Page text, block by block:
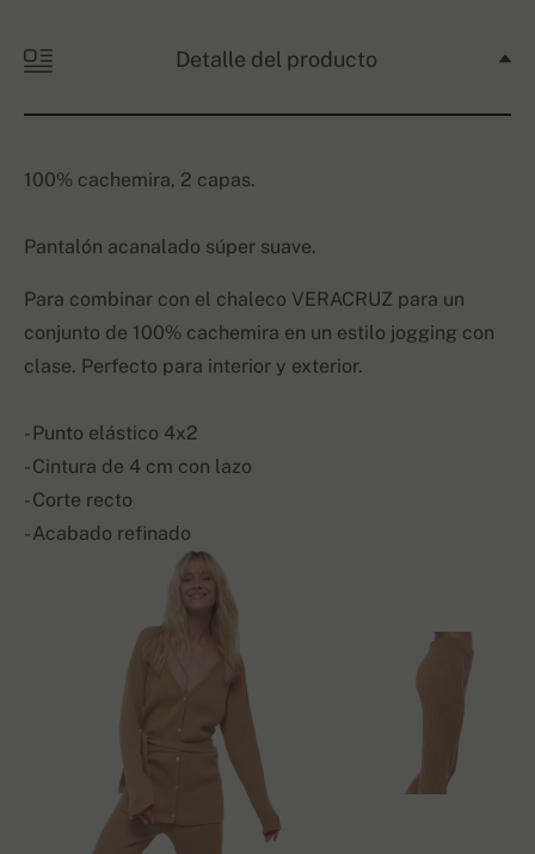
Detalle del producto
100% cachemira, 2 capas.
Pantalón acanalado súper suave.
Para combinar con el chaleco VERACRUZ para un
conjunto de 100% cachemira en un estilo jogging con
clase. Perfecto para interior y exterior.
- Punto elástico 4x2
- Cintura de 4 cm con lazo
- Corte recto
- Acabado refinado